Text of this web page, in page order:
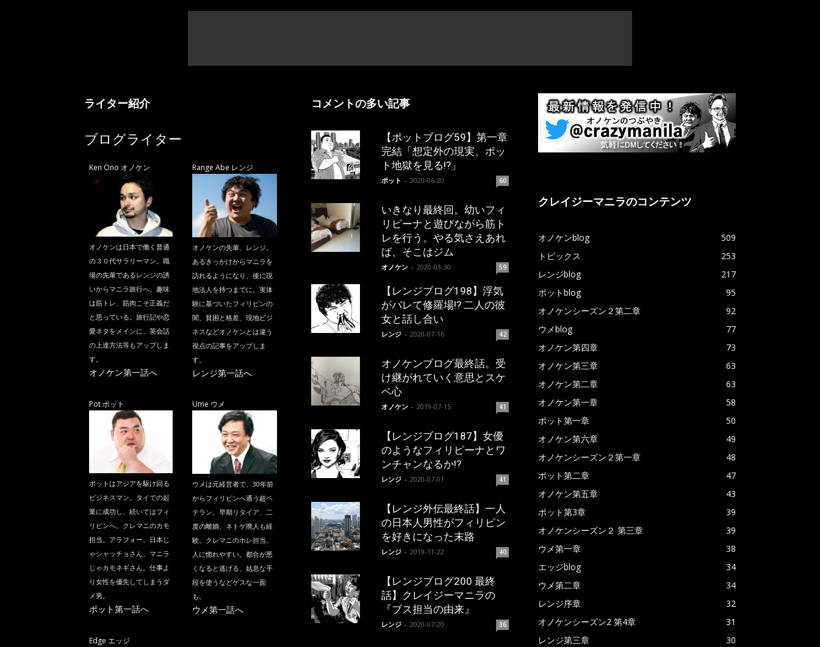
ライター紹介
ブログライター
Ken Ono オノケン
オノケンは日本で働く普通
の３０代サラリーマン。職
場の先輩であるレンジの誘
いからマニラ旅行へ。趣味
は筋トレ、筋肉こそ正義だ
と思っている。旅行記や恋
愛ネタをメインに、英会話
の上達方法等もアップしま
す。
オノケン第一話へ
Range Abe レンジ
オノケンの先輩、レンジ。
あるきっかけからマニラを
訪れるようになり、後に現
地法人を持つまでに。実体
験に基づいたフィリピンの
闇、貧困と格差、現地ビジ
ネスなどオノケンとは違う
視点の記事をアップしま
す。
レンジ第一話へ
Pot ポット
ポットはアジアを駆け回る
ビジネスマン。タイでの起
業に成功し、続いてはフィ
リピンへ。クレマニのカモ
担当。アラフォー。日本じ
ゃシャッチョさん、マニラ
じゃカモネギさん。仕事よ
り女性を優先してしまうダ
メ男。
ポット第一話へ
Ume ウメ
ウメは元経営者で、30年前
からフィリピンへ通う超ベ
テラン。早期リタイア、二
度の離婚、ネトゲ廃人も経
験。クレマニのホレ担当。
人に惚れやすい。都合が悪
くなると逃げる、姑息な手
段を使うなどゲスな一面
も。
ウメ第一話へ
Edge エッジ
コメントの多い記事
【ポットブログ59】第一章
完結「想定外の現実、ポッ
ト地獄を見る!?」
ポット - 2020-06-20 60
いきなり最終回。幼いフィ
リピーナと遊びながら筋ト
レを行う。やる気さえあれ
ば、そこはジム
オノケン - 2020-03-30 59
【レンジブログ198】浮気
がバレて修羅場!? 二人の彼
女と話し合い
レンジ - 2020-07-16 42
オノケンブログ最終話。受
け継がれていく意思とスケ
ベ心
オノケン - 2019-07-15 41
【レンジブログ187】女優
のようなフィリピーナとワ
ンチャンなるか!?
レンジ - 2020-07-01 41
【レンジ外伝最終話】一人
の日本人男性がフィリピン
を好きになった末路
レンジ - 2019-11-22 40
【レンジブログ200 最終
話】クレイジーマニラの
『ブス担当の由来』
レンジ - 2020-07-20 36
クレイジーマニラのコンテンツ
オノケンblog
509
トピックス
253
レンジblog
217
ポットblog
95
オノケンシーズン２第二章
92
ウメblog
77
オノケン第四章
73
オノケン第三章
63
オノケン第二章
63
オノケン第一章
58
ポット第一章
50
オノケン第六章
49
オノケンシーズン２第一章
48
ポット第二章
47
オノケン第五章
43
ポット第3章
39
オノケンシーズン２ 第三章
39
ウメ第一章
38
エッジblog
34
ウメ第二章
34
レンジ序章
32
オノケンシーズン2 第4章
31
レンジ第三章
30